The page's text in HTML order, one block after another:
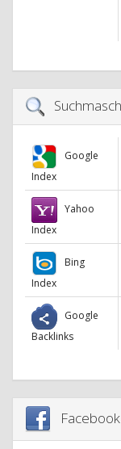
Google
Index
Yahoo
Index
Bing
Index
Google
Backlinks